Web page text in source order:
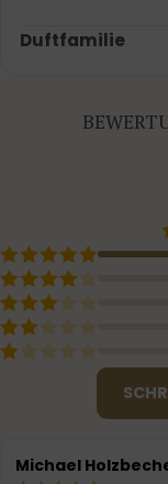
Duftfamilie
Michael